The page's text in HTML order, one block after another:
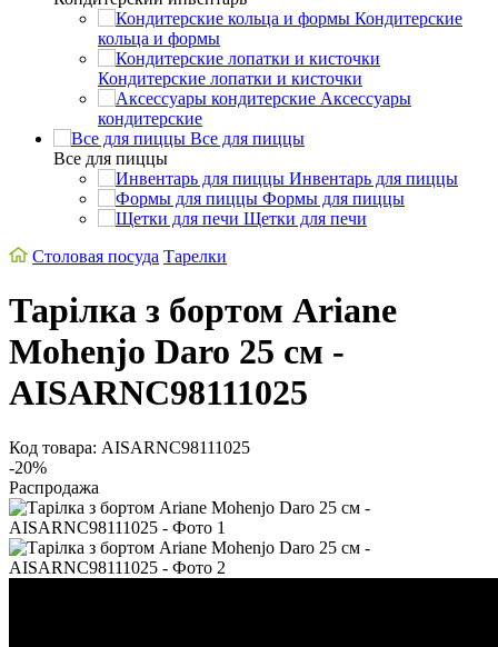
Кондитерские
кольца и формы
Кондитерские лопатки и кисточки
Аксессуары
кондитерские
Все для пиццы
Все для пиццы
Инвентарь для пиццы
Формы для пиццы
Щетки для печи
Столовая посуда Тарелки
Тарілка з бортом Ariane
Mohenjo Daro 25 см -
AISARNC98111025
Код товара: AISARNC98111025
-20%
Распродажа